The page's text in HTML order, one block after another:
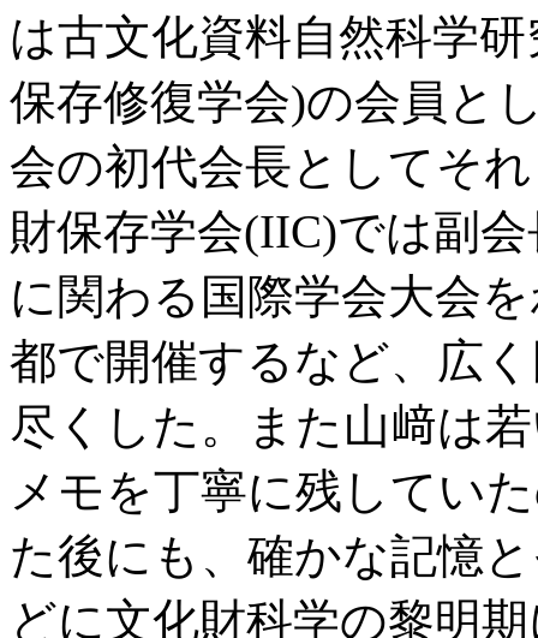
は古文化資料自然科学
保存修復学会)の会員と
会の初代会長としてそ
財保存学会(IIC)では副
に関わる国際学会大会
都で開催するなど、広
尽くした。また山﨑は
メモを丁寧に残してい
た後にも、確かな記憶
どに文化財科学の黎明